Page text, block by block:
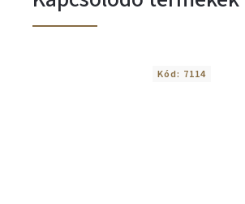
Kód: 7114